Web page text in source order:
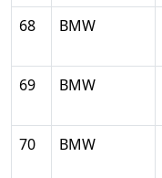
68 BMW
69 BMW
70 BMW